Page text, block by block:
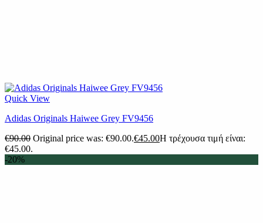
Quick View
Adidas Originals Haiwee Grey FV9456
€90.00 Original price was: €90.00.€45.00Η τρέχουσα τιμή είναι:
€45.00.
-20%